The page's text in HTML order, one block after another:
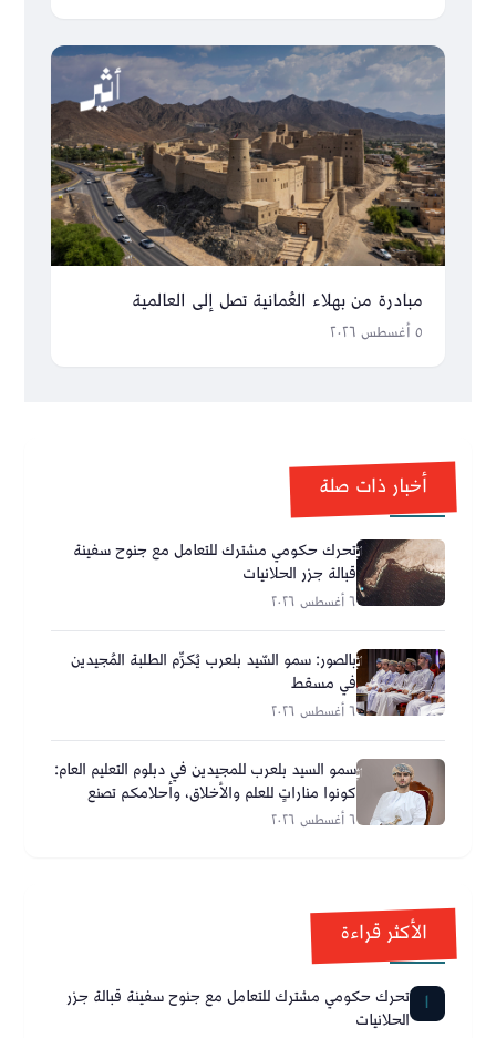
مبادرة من بهلاء العُمانية تصل إلى العالمية
٥ أغسطس ٢٠٢٦
أخبار ذات صلة
تحرك حكومي مشترك للتعامل مع جنوح سفينة
قبالة جزر الحلانيات
٦ أغسطس ٢٠٢٦
بالصور: سمو السّيد بلعرب يُكرِّم الطلبة المُجيدين
في مسقط
٦ أغسطس ٢٠٢٦
سمو السيد بلعرب للمجيدين في دبلوم التعليم العام:
كونوا مناراتٍ للعلم والأخلاق، وأحلامكم تصنع
مستقبل عُمان
٦ أغسطس ٢٠٢٦
الأكثر قراءة
1 تحرك حكومي مشترك للتعامل مع جنوح سفينة قبالة جزر
الحلانيات